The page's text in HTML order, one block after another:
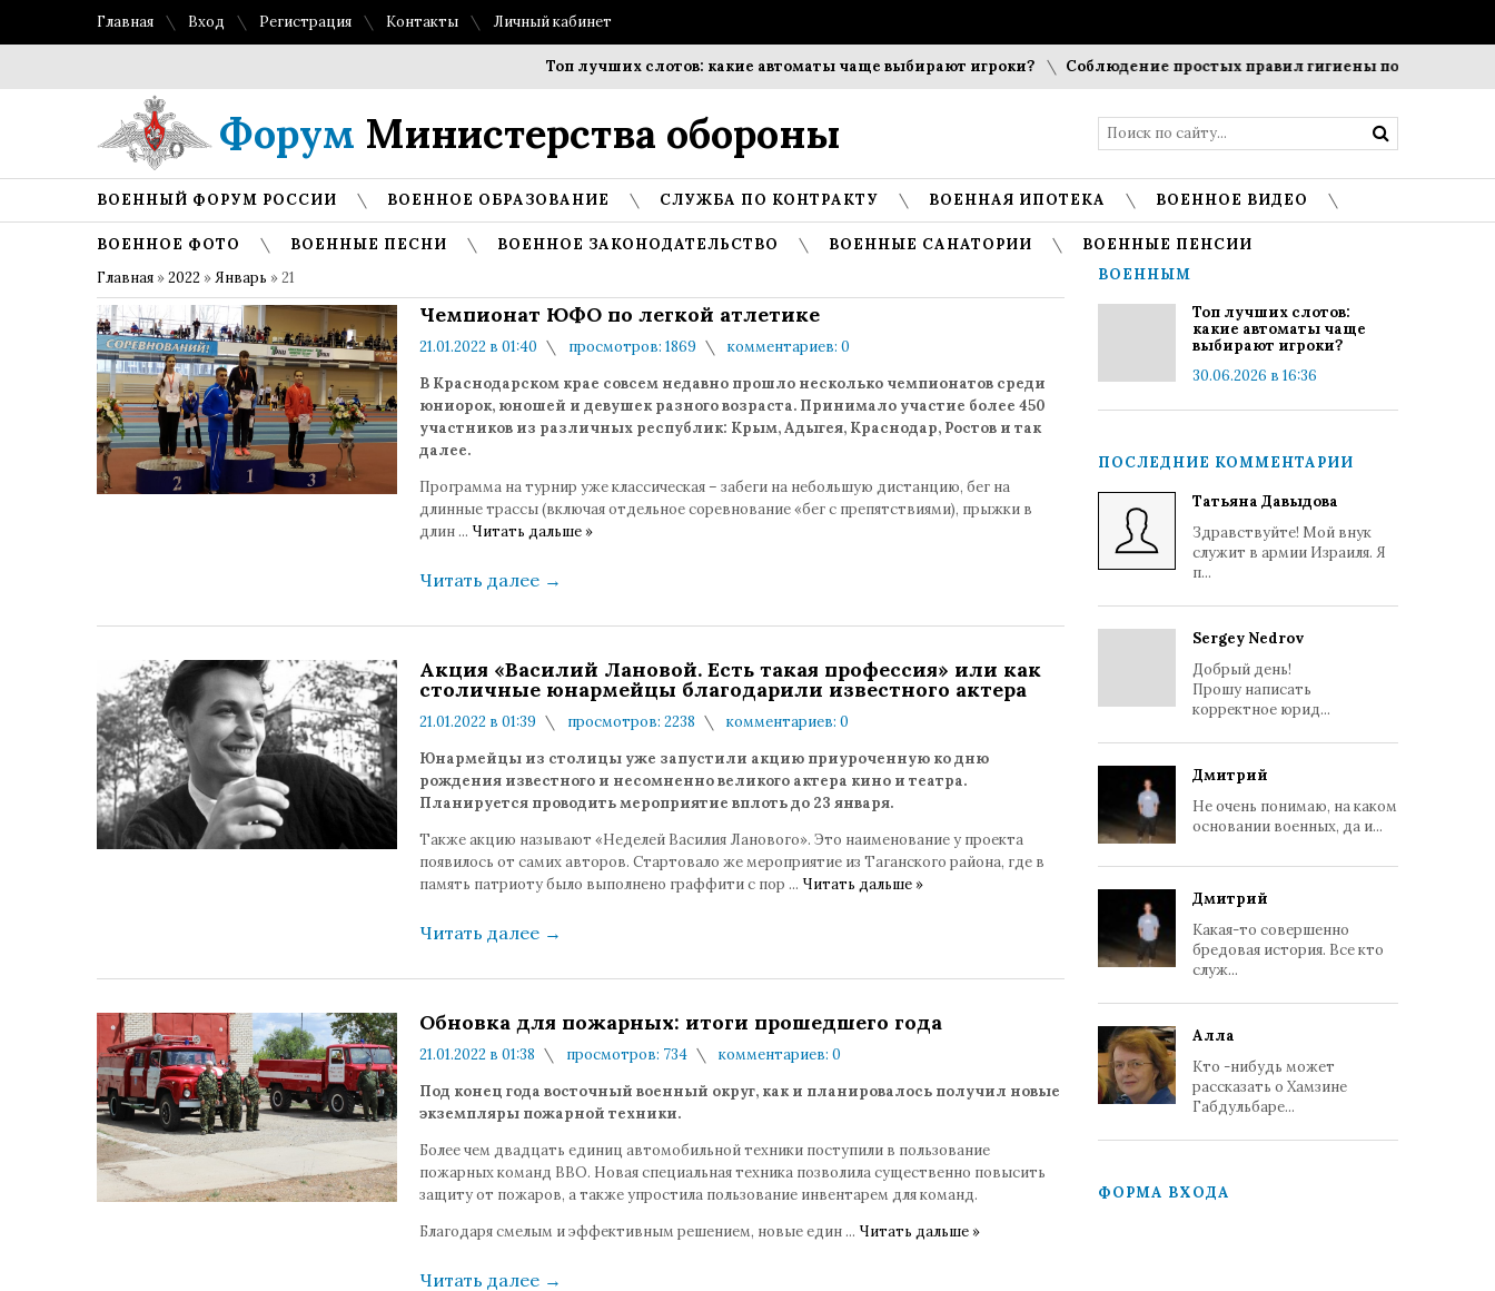
Главная Вход Регистрация Контакты Личный кабинет
Топ лучших слотов: какие автоматы чаще выбирают игроки? Соблюдение простых правил гигиены помогает
Форум Министерства обороны
ВОЕННЫЙ ФОРУМ РОССИИ ВОЕННОЕ ОБРАЗОВАНИЕ СЛУЖБА ПО КОНТРАКТУ ВОЕННАЯ ИПОТЕКА ВОЕННОЕ ВИДЕО
ВОЕННОЕ ФОТО ВОЕННЫЕ ПЕСНИ ВОЕННОЕ ЗАКОНОДАТЕЛЬСТВО ВОЕННЫЕ САНАТОРИИ
ВОЕННЫЕ ПЕНСИИ
Главная »2022 »Январь »21
Чемпионат ЮФО по легкой атлетике
21.01.2022 в 01:40 просмотров: 1869
комментариев: 0
В Краснодарском крае совсем недавно прошло несколько чемпионатов среди
юниорок, юношей и девушек разного возраста. Принимало участие более 450
участников из различных республик: Крым, Адыгея, Краснодар, Ростов и так
далее.
Программа на турнир уже классическая – забеги на небольшую дистанцию, бег на
длинные трассы (включая отдельное соревнование «бег с препятствиями), прыжки в
длин ... Читать дальше »
Читать далее →
Акция «Василий Лановой. Есть такая профессия» или как
столичные юнармейцы благодарили известного актера
21.01.2022 в 01:39 просмотров: 2238
комментариев: 0
Юнармейцы из столицы уже запустили акцию приуроченную ко дню
рождения известного и несомненно великого актера кино и театра.
Планируется проводить мероприятие вплоть до 23 января.
Также акцию называют «Неделей Василия Ланового». Это наименование у проекта
появилось от самих авторов. Стартовало же мероприятие из Таганского района, где в
память патриоту было выполнено граффити с пор ... Читать дальше »
Читать далее →
Обновка для пожарных: итоги прошедшего года
21.01.2022 в 01:38 просмотров: 734
комментариев: 0
Под конец года восточный военный округ, как и планировалось получил новые
экземпляры пожарной техники.
Более чем двадцать единиц автомобильной техники поступили в пользование
пожарных команд ВВО. Новая специальная техника позволила существенно повысить
защиту от пожаров, а также упростила пользование инвентарем для команд.
Благодаря смелым и эффективным решением, новые един ... Читать дальше »
Читать далее →
ВОЕННЫМ
Топ лучших слотов:
какие автоматы чаще
выбирают игроки?
30.06.2026 в 16:36
ПОСЛЕДНИЕ КОММЕНТАРИИ
Татьяна Давыдова
Здравствуйте! Мой внук
служит в армии Израиля. Я
п...
Sergey Nedrov
Добрый день!
Прошу написать
корректное юрид...
Дмитрий
Не очень понимаю, на каком
основании военных, да и...
Дмитрий
Какая-то совершенно
бредовая история. Все кто
служ...
Алла
Кто -нибудь может
рассказать о Хамзине
Габдульбаре...
ФОРМА ВХОДА